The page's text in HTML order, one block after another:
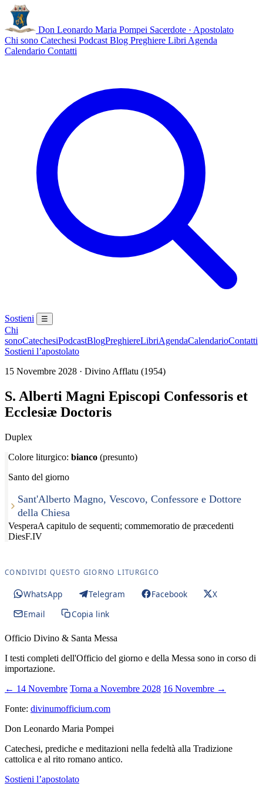
Don Leonardo Maria Pompei Sacerdote · Apostolato
Chi sono Catechesi Podcast Blog Preghiere Libri Agenda
Calendario Contatti
Sostieni ☰
Chi
sonoCatechesiPodcastBlogPreghiereLibriAgendaCalendarioContatti
Sostieni l’apostolato
15 Novembre 2028 · Divino Afflatu (1954)
S. Alberti Magni Episcopi Confessoris et
Ecclesiæ Doctoris
Duplex
Colore liturgico: bianco (presunto)
Santo del giorno
Sant'Alberto Magno, Vescovo, Confessore e Dottore
della Chiesa
VesperaA capitulo de sequenti; commemoratio de præcedenti
DiesF.IV
CONDIVIDI QUESTO GIORNO LITURGICO
WhatsApp Telegram Facebook
X
Email
Copia link
Officio Divino & Santa Messa
I testi completi dell'Officio del giorno e della Messa sono in corso di
importazione.
← 14 Novembre Torna a Novembre 2028 16 Novembre →
Fonte: divinumofficium.com
Don Leonardo Maria Pompei
Catechesi, prediche e meditazioni nella fedeltà alla Tradizione
cattolica e al rito romano antico.
Sostieni l’apostolato